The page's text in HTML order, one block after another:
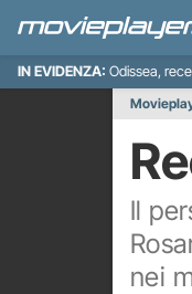
IN EVIDENZA: Odissea,
Il
nei